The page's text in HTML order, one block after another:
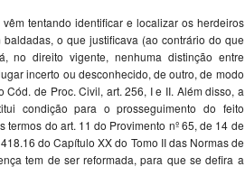
tentando identificar e localizar os herdeiros
o que justificava (ao contrário do que
no direito vigente, nenhuma distinção entre
incerto ou desconhecido, de outro, de modo
de Proc. Civil, art. 256, I e II. Além disso, a
condição para o prosseguimento do feito
do art. 11 do Provimento nº 65, de 14 de
do Capítulo XX do Tomo II das Normas de
tem de ser reformada, para que se defira a